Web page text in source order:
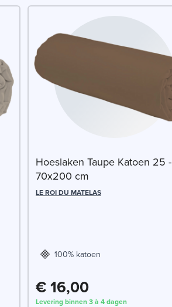
Hoeslaken Taupe Katoen 25 -
70x200 cm
LE ROI DU MATELAS
100% katoen
€ 16,00
Levering binnen 3 à 4 dagen